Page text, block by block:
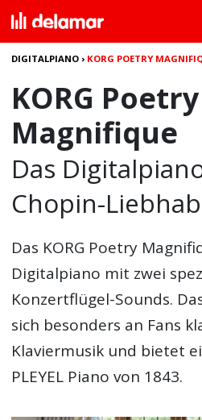
DIGITALPIANO › KORG POETRY
KORG Poetry
Magnifique
Das
Chopin-
Das KORG Poetry
Digitalpiano mit zwei
Konzertflügel-Sounds.
sich besonders an Fans
Klaviermusik und bietet
PLEYEL Piano von 1843.